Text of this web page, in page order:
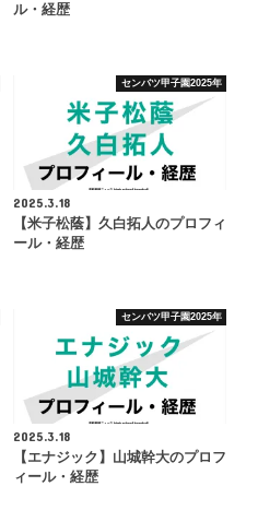
ル・経歴
センバツ甲子園2025年
2025.3.18
【米子松蔭】久白拓人のプロフィ
ール・経歴
センバツ甲子園2025年
2025.3.18
【エナジック】山城幹大のプロフ
ィール・経歴